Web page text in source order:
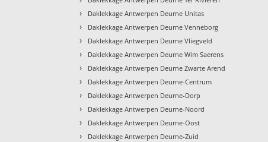
› Daklekkage Antwerpen Deurne Unitas
› Daklekkage Antwerpen Deurne Venneborg
› Daklekkage Antwerpen Deurne Vliegveld
› Daklekkage Antwerpen Deurne Wim Saerens
› Daklekkage Antwerpen Deurne Zwarte Arend
› Daklekkage Antwerpen Deurne-Centrum
› Daklekkage Antwerpen Deurne-Dorp
› Daklekkage Antwerpen Deurne-Noord
› Daklekkage Antwerpen Deurne-Oost
› Daklekkage Antwerpen Deurne-Zuid